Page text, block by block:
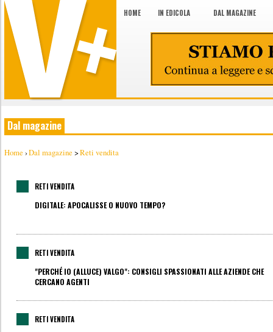
HOME IN EDICOLA DAL MAGAZINE
Dal magazine
Home ›Dal magazine >Reti vendita
RETI VENDITA
DIGITALE: APOCALISSE O NUOVO TEMPO?
RETI VENDITA
"PERCHÉ IO (ALLUCE) VALGO": CONSIGLI SPASSIONATI ALLE AZIENDE CHE
CERCANO AGENTI
RETI VENDITA